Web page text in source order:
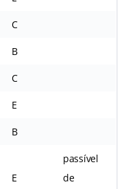
C
B
C
E
B
E
passível
de